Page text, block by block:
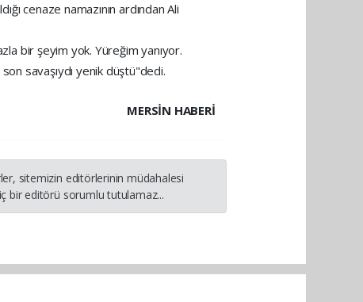
cenaze namazının ardından Ali
bir şeyim yok. Yüreğim yanıyor.
savaşıydı yenik düştü"dedi.
MERSIN HABERİ
sitemizin editörlerinin müdahalesi
bir editörü sorumlu tutulamaz...